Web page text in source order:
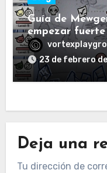
Guía de
empezar
de gatos
23 de febrero
Deja una
Tu dirección de